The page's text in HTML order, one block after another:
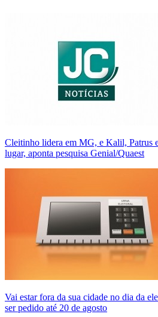
Cleitinho lidera em MG, e Kalil, Patrus
lugar, aponta pesquisa Genial/Quaest
Vai estar fora da sua cidade no dia da
ser pedido até 20 de agosto